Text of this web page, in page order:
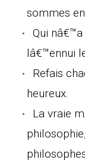
sommes
Qui
lâ€™ennui
Refais
heureux.
La vraie